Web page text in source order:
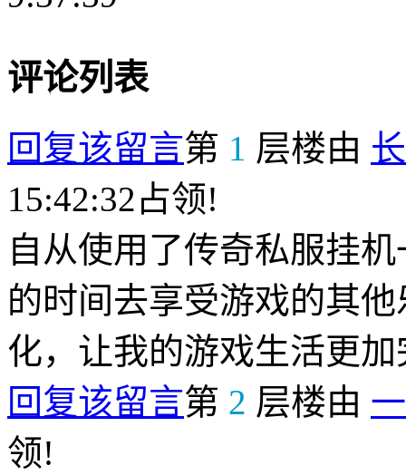
评论列表
回复该留言第 1 层楼由
15:42:32占领!
自从使用了传奇私服挂
的时间去享受游戏的其
化，让我的游戏生活更加
回复该留言第 2 层楼由
领!